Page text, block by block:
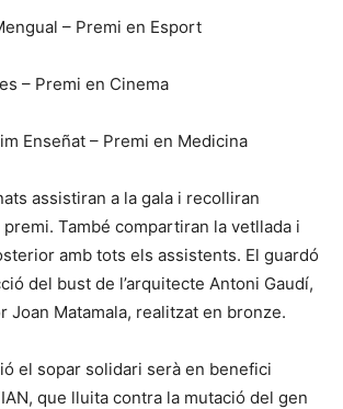
– Premi en Esport
Premi en Cinema
Enseñat – Premi en Medicina
assistiran a la gala i recolliran
També compartiran la vetllada i
amb tots els assistents. El guardó
del bust de l’arquitecte Antoni Gaudí,
Joan Matamala, realitzat en bronze.
el sopar solidari serà en benefici
que lluita contra la mutació del gen